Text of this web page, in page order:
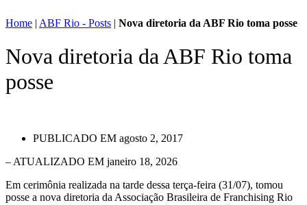
Home | ABF Rio - Posts | Nova diretoria da ABF Rio toma posse
Nova diretoria da ABF Rio toma
posse
PUBLICADO EM agosto 2, 2017
– ATUALIZADO EM janeiro 18, 2026
Em cerimônia realizada na tarde dessa terça-feira (31/07), tomou
posse a nova diretoria da Associação Brasileira de Franchising Rio